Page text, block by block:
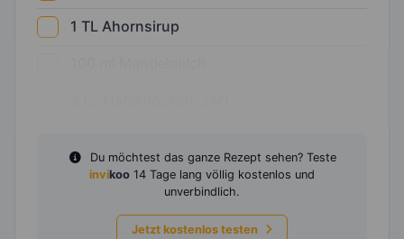
1 TL Ahornsirup
Du möchtest das ganze Rezept sehen? Teste
invikoo 14 Tage lang völlig kostenlos und
unverbindlich.
Jetzt kostenlos testen